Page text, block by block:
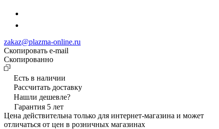
zakaz@plazma-online.ru
Скопировать e-mail
Cкопированно
Есть в наличии
Рассчитать доставку
Нашли дешевле?
Гарантия 5 лет
Цена действительна только для интернет-магазина и может
отличаться от цен в розничных магазинах